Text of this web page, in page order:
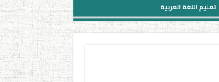
تعليم اللغة العربية